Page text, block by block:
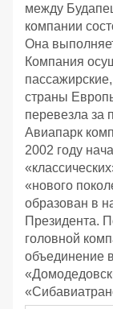
между
компании
Она
Компания
страны
перевезла за
Авиапарк
2002 году
«нового
образован в
Президента.
головной
объединение